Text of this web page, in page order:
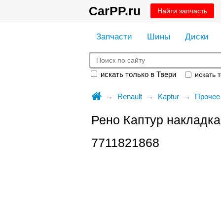
CarPP.ru Найти запчасть
Запчасти Шины Диски
искать только в Твери искать
Renault Kaptur Прочее
Рено Каптур
7711821868